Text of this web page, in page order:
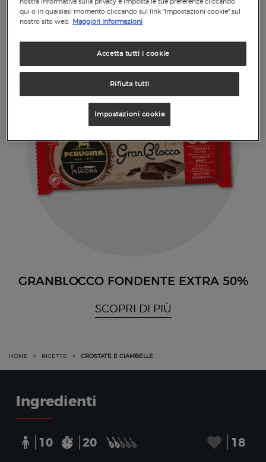
golosissima crema Baci®. Da provare subito!
GRANBLOCCO FONDENTE EXTRA 50%
SCOPRI DI PIÙ
HOME > RICETTE > CROSTATE E CIAMBELLE
Ingredienti
10 20 18
qui o in qualsiasi momento cliccando sul link "Impostazioni cookie" sul
nostro sito web. Maggiori informazioni
Rifiuta tutti
Accetta tutti i cookie
Impostazioni cookie